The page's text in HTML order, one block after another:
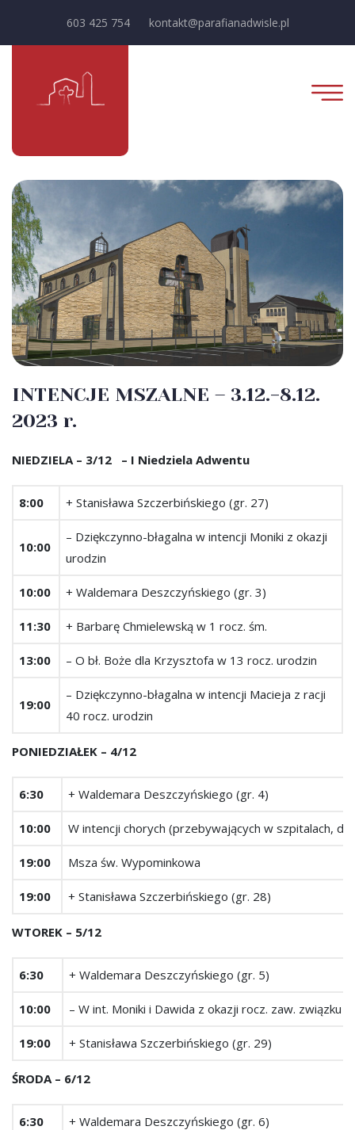
603 425 754 kontakt@parafianadwisle.pl
INTENCJE MSZALNE – 3.12.-8.12.
2023 r.
NIEDZIELA – 3/12 – I Niedziela Adwentu
8:00 + Stanisława Szczerbińskiego (gr. 27)
10:00
– Dziękczynno-błagalna w intencji Moniki z okazji
urodzin
10:00 + Waldemara Deszczyńskiego (gr. 3)
11:30 + Barbarę Chmielewską w 1 rocz. śm.
13:00 – O bł. Boże dla Krzysztofa w 13 rocz. urodzin
19:00
– Dziękczynno-błagalna w intencji Macieja z racji
40 rocz. urodzin
PONIEDZIAŁEK – 4/12
6:30 + Waldemara Deszczyńskiego (gr. 4)
10:00 W intencji chorych (przebywających w szpitalach,
19:00 Msza św. Wypominkowa
19:00 + Stanisława Szczerbińskiego (gr. 28)
WTOREK – 5/12
6:30 + Waldemara Deszczyńskiego (gr. 5)
10:00 – W int. Moniki i Dawida z okazji rocz. zaw. związku
19:00 + Stanisława Szczerbińskiego (gr. 29)
ŚRODA – 6/12
6:30 + Waldemara Deszczyńskiego (gr. 6)